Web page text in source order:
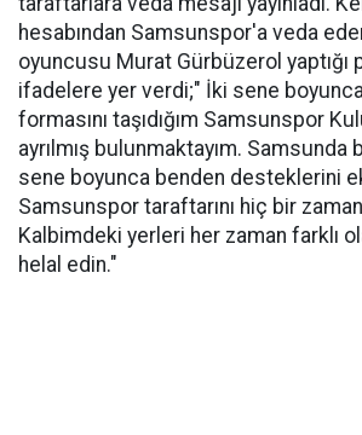
hesabından Samsunspor'a veda
oyuncusu Murat Gürbüzerol yaptığı
ifadelere yer verdi;" İki sene
formasını taşıdığım Samsunspor
ayrılmış bulunmaktayım. Samsunda
sene boyunca benden desteklerini
Samsunspor taraftarını hiç bir
Kalbimdeki yerleri her zaman farklı
helal edin."